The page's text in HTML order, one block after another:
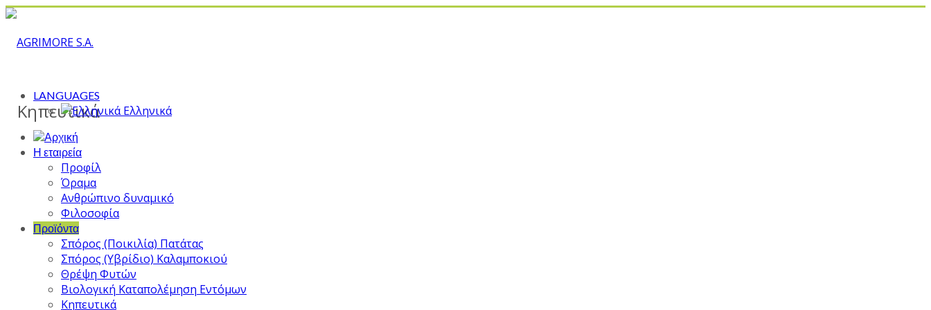
LANGUAGES
Ελληνικά
Η εταιρεία
Προφίλ
Όραμα
Ανθρώπινο δυναμικό
Φιλοσοφία
Προϊόντα
Σπόρος (Ποικιλία) Πατάτας
Σπόρος (Υβρίδιο) Καλαμποκιού
Θρέψη Φυτών
Βιολογική Καταπολέμηση Εντόμων
Κηπευτικά
Κηπευτικά